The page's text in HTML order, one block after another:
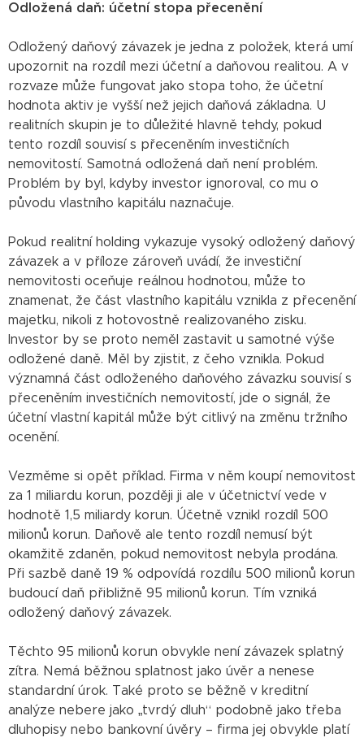
Odložená daň: účetní stopa přecenění
Odložený daňový závazek je jedna z položek, která umí
upozornit na rozdíl mezi účetní a daňovou realitou. A v
rozvaze může fungovat jako stopa toho, že účetní
hodnota aktiv je vyšší než jejich daňová základna. U
realitních skupin je to důležité hlavně tehdy, pokud
tento rozdíl souvisí s přeceněním investičních
nemovitostí. Samotná odložená daň není problém.
Problém by byl, kdyby investor ignoroval, co mu o
původu vlastního kapitálu naznačuje.
Pokud realitní holding vykazuje vysoký odložený daňový
závazek a v příloze zároveň uvádí, že investiční
nemovitosti oceňuje reálnou hodnotou, může to
znamenat, že část vlastního kapitálu vznikla z přecenění
majetku, nikoli z hotovostně realizovaného zisku.
Investor by se proto neměl zastavit u samotné výše
odložené daně. Měl by zjistit, z čeho vznikla. Pokud
významná část odloženého daňového závazku souvisí s
přeceněním investičních nemovitostí, jde o signál, že
účetní vlastní kapitál může být citlivý na změnu tržního
ocenění.
Vezměme si opět příklad. Firma v něm koupí nemovitost
za 1 miliardu korun, později ji ale v účetnictví vede v
hodnotě 1,5 miliardy korun. Účetně vznikl rozdíl 500
milionů korun. Daňově ale tento rozdíl nemusí být
okamžitě zdaněn, pokud nemovitost nebyla prodána.
Při sazbě daně 19 % odpovídá rozdílu 500 milionů korun
budoucí daň přibližně 95 milionů korun. Tím vzniká
odložený daňový závazek.
Těchto 95 milionů korun obvykle není závazek splatný
zítra. Nemá běžnou splatnost jako úvěr a nenese
standardní úrok. Také proto se běžně v kreditní
analýze nebere jako „tvrdý dluh“ podobně jako třeba
dluhopisy nebo bankovní úvěry – firma jej obvykle platí